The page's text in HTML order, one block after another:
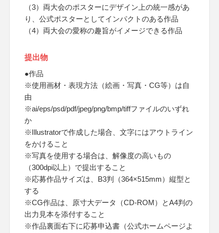
（3）両大会のポスターにデザイン上の統一感があ
り、公式ポスターとしてインパクトのある作品
（4）両大会の愛称の趣旨がイメージできる作品
提出物
●作品
※使用画材・表現方法（絵画・写真・CG等）は自
由
※ai/eps/psd/pdf/jpeg/png/bmp/tiffファイルのいずれ
か
※Illustratorで作成した場合、文字にはアウトライン
をかけること
※写真を使用する場合は、解像度の高いもの
（300dpi以上）で提出すること
※応募作品サイズは、B3判（364×515mm）縦型と
する
※CG作品は、原寸大データ（CD-ROM）とA4判の
出力見本を添付すること
※作品裏面右下に応募申込書（公式ホームページよ